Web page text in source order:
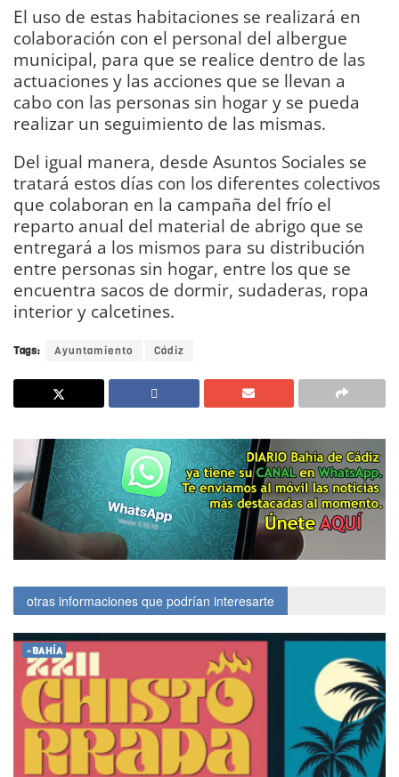
El uso de estas habitaciones se realizará en
colaboración con el personal del albergue
municipal, para que se realice dentro de las
actuaciones y las acciones que se llevan a
cabo con las personas sin hogar y se pueda
realizar un seguimiento de las mismas.
Del igual manera, desde Asuntos Sociales se
tratará estos días con los diferentes colectivos
que colaboran en la campaña del frío el
reparto anual del material de abrigo que se
entregará a los mismos para su distribución
entre personas sin hogar, entre los que se
encuentra sacos de dormir, sudaderas, ropa
interior y calcetines.
Tags: Ayuntamiento Cádiz
otras informaciones que podrían interesarte
-BAHÍA